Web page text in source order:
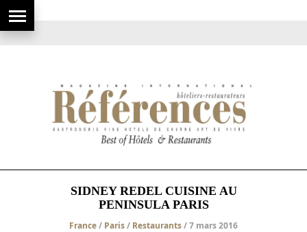
SIDNEY REDEL CUISINE AU
PENINSULA PARIS
France/ Paris/ Restaurants/ 7 mars 2016